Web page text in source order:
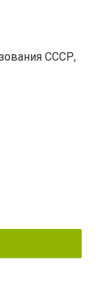
СССР,